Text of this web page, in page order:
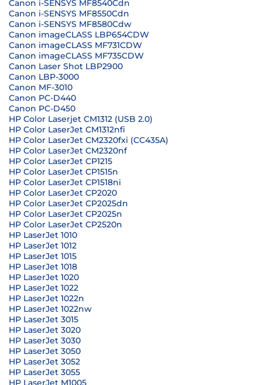
Canon i-SENSYS MF8540Cdn
Canon i-SENSYS MF8550Cdn
Canon i-SENSYS MF8580Cdw
Canon imageCLASS LBP654CDW
Canon imageCLASS MF731CDW
Canon imageCLASS MF735CDW
Canon Laser Shot LBP2900
Canon LBP-3000
Canon MF-3010
Canon PC-D440
Canon PC-D450
HP Color Laserjet CM1312 (USB 2.0)
HP Color LaserJet CM1312nfi
HP Color LaserJet CM2320fxi (CC435A)
HP Color LaserJet CM2320nf
HP Color LaserJet CP1215
HP Color LaserJet CP1515n
HP Color LaserJet CP1518ni
HP Color LaserJet CP2020
HP Color LaserJet CP2025dn
HP Color LaserJet CP2025n
HP Color LaserJet CP2520n
HP LaserJet 1010
HP LaserJet 1012
HP LaserJet 1015
HP LaserJet 1018
HP LaserJet 1020
HP LaserJet 1022
HP LaserJet 1022n
HP LaserJet 1022nw
HP LaserJet 3015
HP LaserJet 3020
HP LaserJet 3030
HP LaserJet 3050
HP LaserJet 3052
HP LaserJet 3055
HP LaserJet M1005